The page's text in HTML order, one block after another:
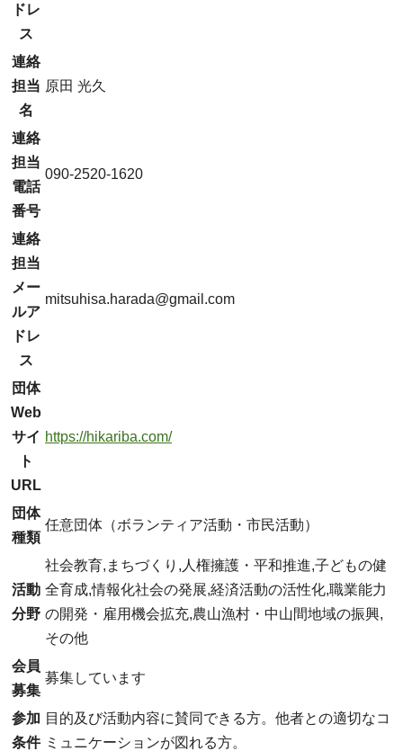
ドレ
ス
連絡
担当
名
原田 光久
連絡
担当
電話
番号
090-2520-1620
連絡
担当
メー
ルア
ドレ
ス
mitsuhisa.harada@gmail.com
団体
Web
サイ
ト
URL
https://hikariba.com/
団体
種類
任意団体（ボランティア活動・市民活動）
活動
分野
社会教育,まちづくり,人権擁護・平和推進,子どもの健
全育成,情報化社会の発展,経済活動の活性化,職業能力
の開発・雇用機会拡充,農山漁村・中山間地域の振興,
その他
会員
募集
募集しています
参加
条件
目的及び活動内容に賛同できる方。他者との適切なコ
ミュニケーションが図れる方。